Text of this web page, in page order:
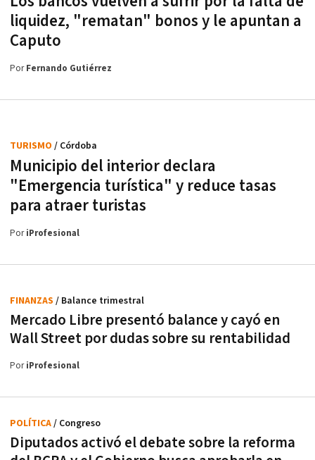
liquidez, "rematan" bonos y le apuntan a
Caputo
PorFernando Gutiérrez
Municipio del interior declara
"Emergencia turística" y reduce tasas
para atraer turistas
TURISMO / Córdoba
PoriProfesional
Mercado Libre presentó balance y cayó en
Wall Street por dudas sobre su rentabilidad
FINANZAS / Balance trimestral
PoriProfesional
Diputados activó el debate sobre la reforma
POLÍTICA/ Congreso